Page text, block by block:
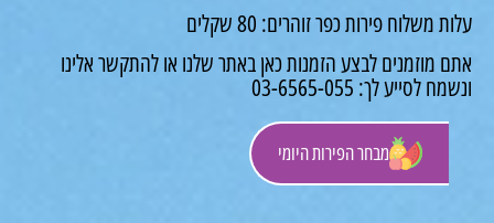
מבחר הפירות היומי
פירות כפר זוהרים: 80 שקלים
מוזמנים לבצע הזמנות כאן באתר שלנו או להתקשר אלינו
לך: 03-6565-055